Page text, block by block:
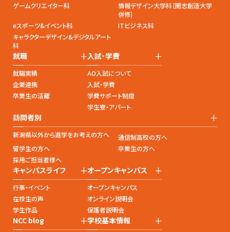
ゲームクリエイター科
情報デザイン大学科［開志創造大学
併修］
eスポーツ&イベント科
ITビジネス科
キャラクターデザイン&デジタルアート
科
就職 +
就職実績
企業連携
卒業生の活躍
入試・学費 +
AO入試について
入試・学費
学費サポート制度
学生寮・アパート
訪問者別 +
新潟県以外から進学をお考えの方へ
通信制高校の方へ
留学生の方へ
卒業生の方へ
採用ご担当者様へ
キャンパスライフ +
行事・イベント
在校生の声
学生作品
オープンキャンパス +
オープンキャンパス
オンライン説明会
保護者説明会
NCC blog +学校基本情報 +